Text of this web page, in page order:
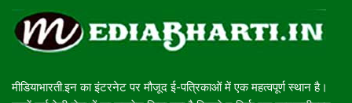
मीडियाभारती.इन का इंटरनेट पर मौजूद ई-पत्रिकाओं में एक महत्वपूर्ण स्थान है।